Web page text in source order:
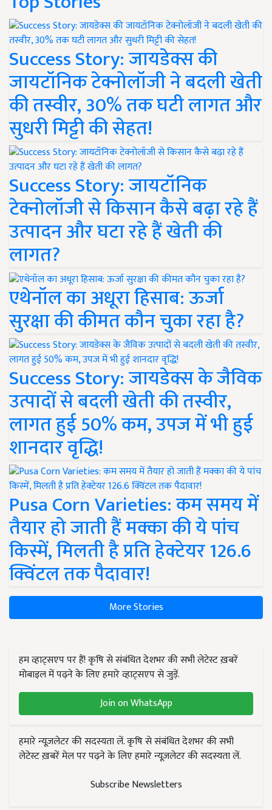
Success Story: जायडेक्स की
जायटॉनिक टेक्नोलॉजी ने बदली खेती
की तस्वीर, 30% तक घटी लागत और
सुधरी मिट्टी की सेहत!
Success Story: जायटॉनिक
टेक्नोलॉजी से किसान कैसे बढ़ा रहे हैं
उत्पादन और घटा रहे हैं खेती की
लागत?
एथेनॉल का अधूरा हिसाब: ऊर्जा
सुरक्षा की कीमत कौन चुका रहा है?
Success Story: जायडेक्स के जैविक
उत्पादों से बदली खेती की तस्वीर,
लागत हुई 50% कम, उपज में भी हुई
शानदार वृद्धि!
Pusa Corn Varieties: कम समय में
तैयार हो जाती हैं मक्का की ये पांच
किस्में, मिलती है प्रति हेक्टेयर 126.6
क्विंटल तक पैदावार!
More Stories
हम व्हाट्सएप पर हैं! कृषि से संबंधित देशभर की सभी लेटेस्ट ख़बरें
मोबाइल में पढ़ने के लिए हमारे व्हाट्सएप से जुड़ें.
Join on WhatsApp
हमारे न्यूज़लेटर की सदस्यता लें. कृषि से संबंधित देशभर की सभी
लेटेस्ट ख़बरें मेल पर पढ़ने के लिए हमारे न्यूज़लेटर की सदस्यता लें.
Subscribe Newsletters